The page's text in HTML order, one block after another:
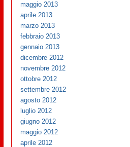
maggio 2013
aprile 2013
marzo 2013
febbraio 2013
gennaio 2013
dicembre 2012
novembre 2012
ottobre 2012
settembre 2012
agosto 2012
luglio 2012
giugno 2012
maggio 2012
aprile 2012